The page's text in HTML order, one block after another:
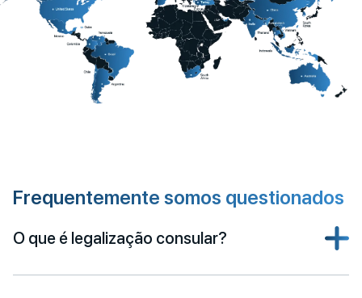
Frequentemente somos questionados
O que é legalização consular?